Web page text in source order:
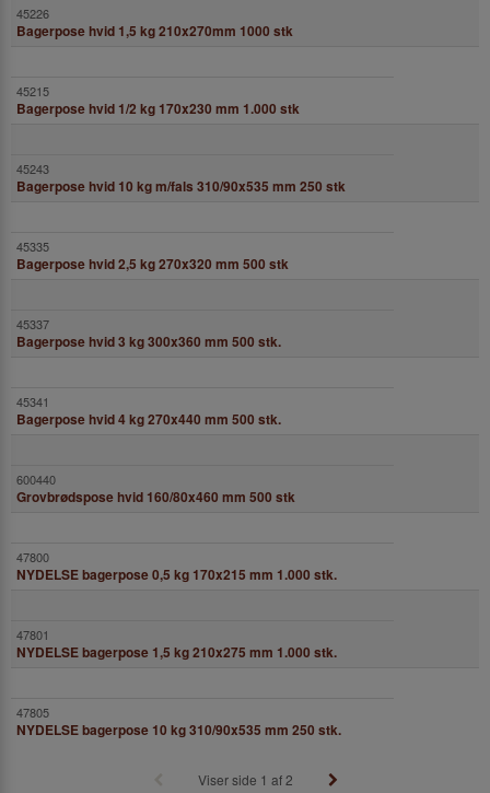
Bagerpose hvid 1,5 kg 210x270mm 1000 stk
Bagerpose hvid 1/2 kg 170x230 mm 1.000 stk
Bagerpose hvid 10 kg m/fals 310/90x535 mm 250 stk
Bagerpose hvid 2,5 kg 270x320 mm 500 stk
Bagerpose hvid 3 kg 300x360 mm 500 stk.
Bagerpose hvid 4 kg 270x440 mm 500 stk.
Grovbrødspose hvid 160/80x460 mm 500 stk
NYDELSE bagerpose 0,5 kg 170x215 mm 1.000 stk.
NYDELSE bagerpose 1,5 kg 210x275 mm 1.000 stk.
NYDELSE bagerpose 10 kg 310/90x535 mm 250 stk.
Viser side 1 af 2